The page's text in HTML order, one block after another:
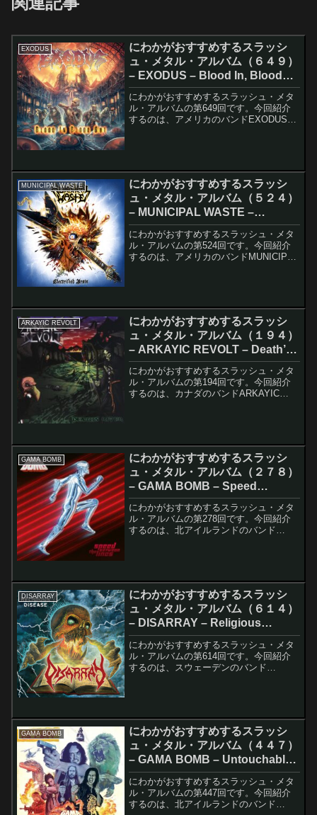
EXODUS
にわかがおすすめするスラッシ
ュ・メタル・アルバム（６４９）
– EXODUS – Blood In, Blood
Out
にわかがおすすめするスラッシュ・メタ
ル・アルバムの第649回です。今回紹介
するのは、アメリカのバンドEXODUSの
MUNICIPAL WASTE
にわかがおすすめするスラッシ
ュ・メタル・アルバム（５２４）
– MUNICIPAL WASTE –
Electrified Brain
にわかがおすすめするスラッシュ・メタ
ル・アルバムの第524回です。今回紹介
するのは、アメリカのバンドMUNICIPAL
ARKAYIC REVOLT
にわかがおすすめするスラッシ
ュ・メタル・アルバム（１９４）
– ARKAYIC REVOLT – Death’s
River
にわかがおすすめするスラッシュ・メタ
ル・アルバムの第194回です。今回紹介
するのは、カナダのバンドARKAYIC
GAMA BOMB
にわかがおすすめするスラッシ
ュ・メタル・アルバム（２７８）
– GAMA BOMB – Speed
Between The Lines
にわかがおすすめするスラッシュ・メタ
ル・アルバムの第278回です。今回紹介
するのは、北アイルランドのバンド
DISARRAY
にわかがおすすめするスラッシ
ュ・メタル・アルバム（６１４）
– DISARRAY – Religious
Disease
にわかがおすすめするスラッシュ・メタ
ル・アルバムの第614回です。今回紹介
するのは、スウェーデンのバンド
GAMA BOMB
にわかがおすすめするスラッシ
ュ・メタル・アルバム（４４７）
– GAMA BOMB – Untouchable
Glory
にわかがおすすめするスラッシュ・メタ
ル・アルバムの第447回です。今回紹介
するのは、北アイルランドのバンド